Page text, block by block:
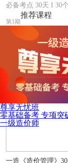
必备考点 30天 I 30
第1期
一造《造价管理》
推荐课程
尊享无忧班
零基础备考 专项突
一级造价师